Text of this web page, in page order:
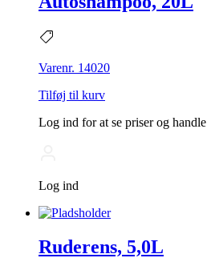
Varenr. 14020
Tilføj til kurv
Log ind for at se priser og handle
Log ind
Ruderens, 5,0L